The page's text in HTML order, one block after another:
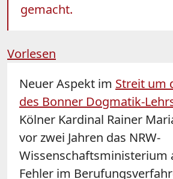
gemacht.
Vorlesen
Neuer Aspekt im Streit um
des Bonner Dogmatik-
Kölner Kardinal Rainer
vor zwei Jahren das NRW-
Wissenschaftsministerium
Fehler im